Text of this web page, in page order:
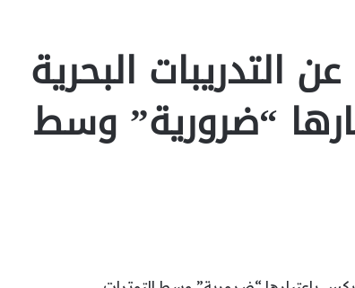
التدريبات البحرية
“ضرورية” وسط